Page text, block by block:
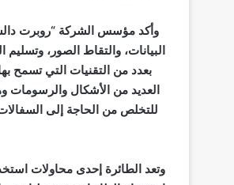
وأكد مؤسس الشركة “روبرت
بعدد من التقنيات التي تسمح
وتعد الطائرة إحدى محاولات